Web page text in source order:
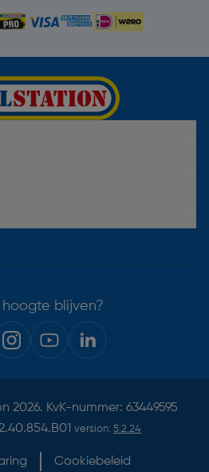
blijven?
2026. KvK-nummer: 63449595
version: 5.2.24
Cookiebeleid